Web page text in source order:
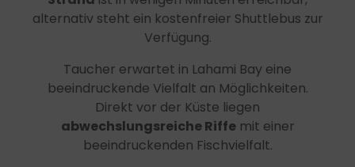
alternativ steht ein kostenfreier Shuttlebus zur
Verfügung.
Taucher erwartet in Lahami Bay eine
beeindruckende Vielfalt an Möglichkeiten.
Direkt vor der Küste liegen
abwechslungsreiche Riffemit einer
beeindruckenden Fischvielfalt.